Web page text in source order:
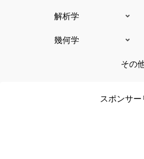
解析学
幾何学
その
スポンサー